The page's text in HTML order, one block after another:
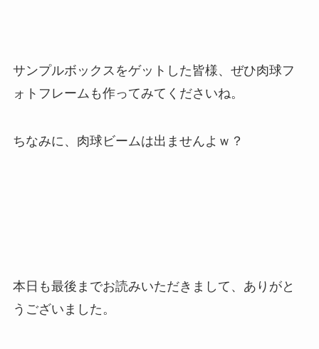
サンプルボックスをゲットした皆様、ぜひ肉球フ
ォトフレームも作ってみてくださいね。
ちなみに、肉球ビームは出ませんよｗ？
本日も最後までお読みいただきまして、ありがと
うございました。